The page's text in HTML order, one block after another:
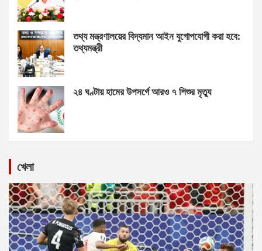
তথ্য মন্ত্রণালয়ের বিদ্যমান আইন যুগোপযোগী করা হবে:
তথ্যমন্ত্রী
২৪ ঘণ্টায় হামের উপসর্গে আরও ৭ শিশুর মৃত্যু
খেলা